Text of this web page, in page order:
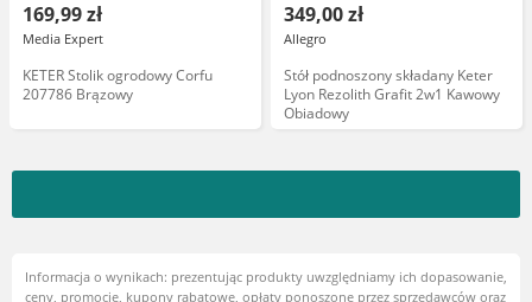
169,99 zł
Media Expert
KETER Stolik ogrodowy Corfu
207786 Brązowy
349,00 zł
Allegro
Stół podnoszony składany Keter
Lyon Rezolith Grafit 2w1 Kawowy
Obiadowy
Informacja o wynikach: prezentując produkty uwzględniamy ich dopasowanie,
ceny, promocje, kupony rabatowe, opłaty ponoszone przez sprzedawców oraz